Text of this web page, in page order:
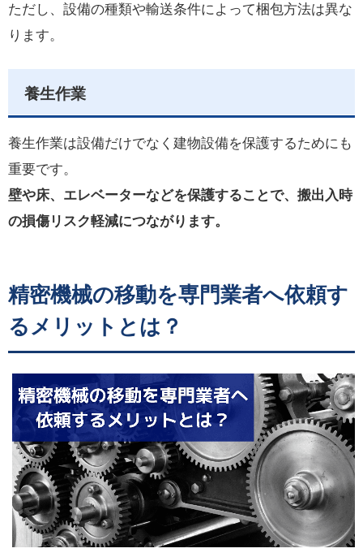
ただし、設備の種類や輸送条件によって梱包方法は異な
ります。
養生作業
養生作業は設備だけでなく建物設備を保護するためにも
重要です。
壁や床、エレベーターなどを保護することで、搬出入時
の損傷リスク軽減につながります。
精密機械の移動を専門業者へ依頼す
るメリットとは？